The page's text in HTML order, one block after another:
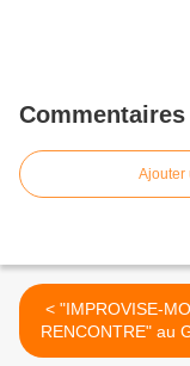
Commentaires
Ajouter
< "IMPROVISE-MOI UNE
RENCONTRE" au